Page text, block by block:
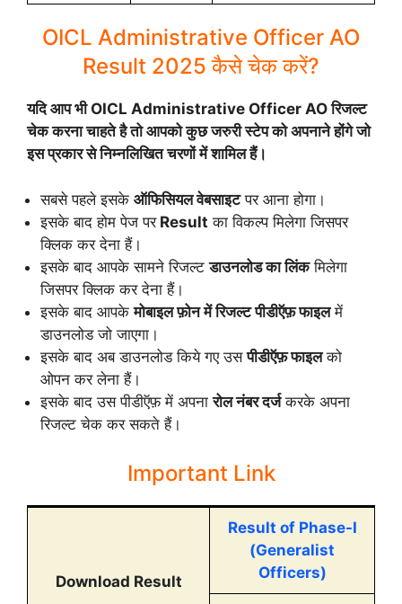
OICL Administrative Officer AO
Result 2025 कैसे चेक करें?
यदि आप भी OICL Administrative Officer AO रिजल्ट
चेक करना चाहते है तो आपको कुछ जरुरी स्टेप को अपनाने होंगे जो
इस प्रकार से निम्नलिखित चरणों में शामिल हैं।
सबसे पहले इसके ऑफिसियल वेबसाइटपर आना होगा।
इसके बाद होम पेज परResult का विकल्प मिलेगा जिसपर
क्लिक कर देना हैं।
इसके बाद आपके सामने रिजल्टडाउनलोड का लिंकमिलेगा
जिसपर क्लिक कर देना हैं।
इसके बाद आपकेमोबाइल फ़ोन में रिजल्ट पीडीऍफ़ फाइलमें
डाउनलोड जो जाएगा।
इसके बाद अब डाउनलोड किये गए उसपीडीऍफ़ फाइलको
ओपन कर लेना हैं।
इसके बाद उस पीडीऍफ़ में अपनारोल नंबर दर्जकरके अपना
रिजल्ट चेक कर सकते हैं।
Important Link
Download Result
Result of Phase-I
(Generalist
Officers)